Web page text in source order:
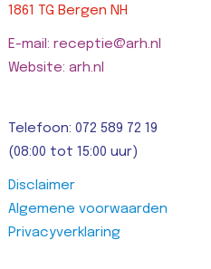
1861 TG Bergen NH
E-mail: receptie@arh.nl
Website: arh.nl
Telefoon: 072 589 72 19
(08:00 tot 15:00 uur)
Disclaimer
Algemene voorwaarden
Privacyverklaring